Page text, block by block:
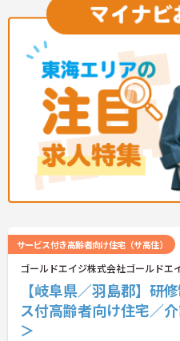
サービス付き高齢者向け住宅（サ高住）
ゴールドエイジ株式会社ゴールドエ
【岐阜県／羽島郡】研
ス付高齢者向け住宅／
＞